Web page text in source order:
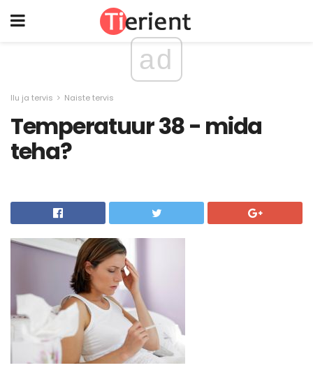
ad
Ilu ja tervis Naiste tervis
Temperatuur 38 - mida
teha?